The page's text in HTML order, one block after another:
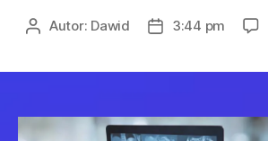
AutorAutor: Dawid
Data3:44 pm